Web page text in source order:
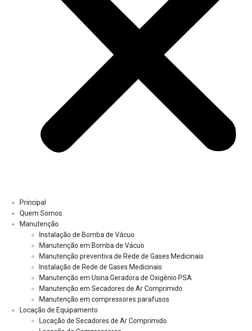
Principal
Quem Somos
Manutenção
Instalação de Bomba de Vácuo
Manutenção em Bomba de Vácuo
Manutenção preventiva de Rede de Gases Medicinais
Instalação de Rede de Gases Medicinais
Manutenção em Usina Geradora de Oxigênio PSA
Manutenção em Secadores de Ar Comprimido
Manutenção em compressores parafusos
Locação de Equipamento
Locação de Secadores de Ar Comprimido